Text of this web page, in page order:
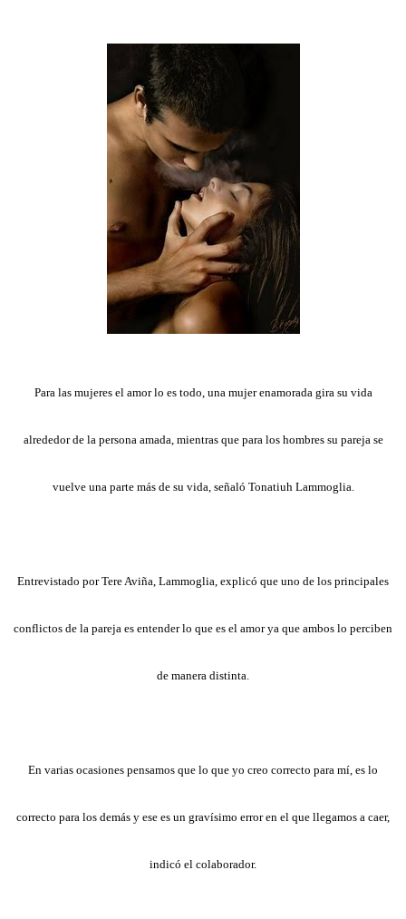
Para las mujeres el amor lo es todo, una mujer enamorada gira su vida
alrededor de la persona amada, mientras que para los hombres su pareja se
vuelve una parte más de su vida, señaló Tonatiuh Lammoglia.
Entrevistado por Tere Aviña, Lammoglia, explicó que uno de los principales
conflictos de la pareja es entender lo que es el amor ya que ambos lo perciben
de manera distinta.
En varias ocasiones pensamos que lo que yo creo correcto para mí, es lo
correcto para los demás y ese es un gravísimo error en el que llegamos a caer,
indicó el colaborador.